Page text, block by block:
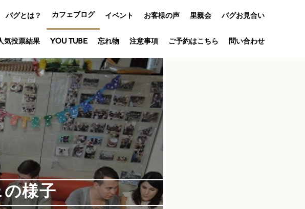
パグとは？ カフェブログ イベント
オフ会
アニバーサリ
ー
お客様の声 里親会 パグお見合い
気投票結果 YOU TUBE 忘れ物 注意事項 ご予約はこちら 問い合わせ
の様子